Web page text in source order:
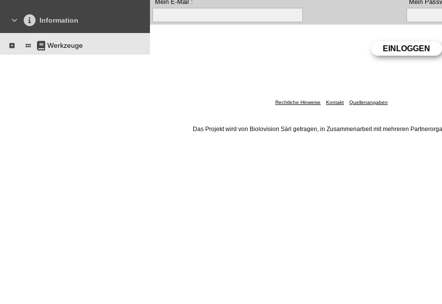
Information
Werkzeuge
Mein E-Mail : Mein
Rechtliche Hinweise Kontakt Quellenangaben
Das Projekt wird von Biolovision Sàrl getragen, in Zusammenarbeit mit mehreren